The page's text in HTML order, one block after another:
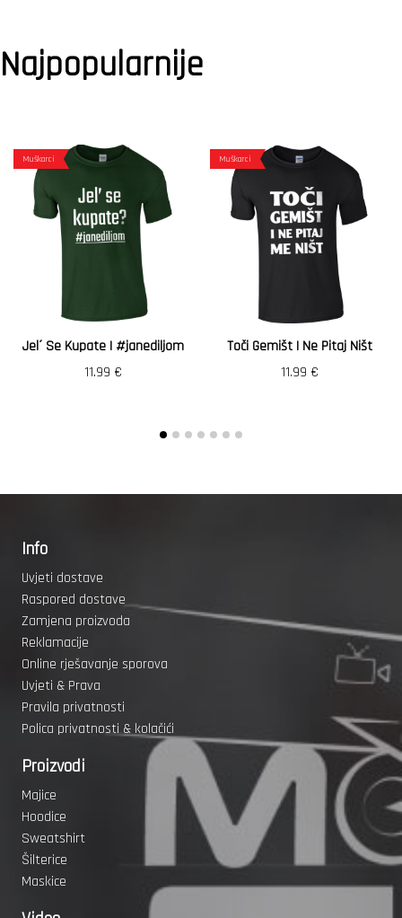
Najpopularnije
Muškarci
Jel´ Se Kupate | #janediljom
11.99 €
Muškarci
Toči Gemišt I Ne Pitaj Ništ
11.99 €
Info
Uvjeti dostave
Raspored dostave
Zamjena proizvoda
Reklamacije
Online rješavanje sporova
Uvjeti & Prava
Pravila privatnosti
Polica privatnosti & kolačići
Proizvodi
Majice
Hoodice
Sweatshirt
Šilterice
Maskice